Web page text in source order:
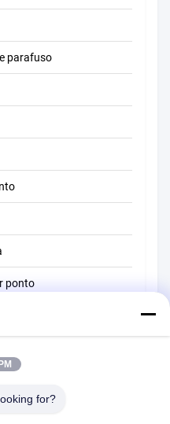
parafuso
ponto
da resistência
for?